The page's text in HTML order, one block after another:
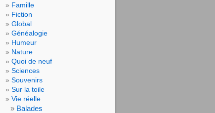
Famille
Fiction
Global
Généalogie
Humeur
Nature
Quoi de neuf
Sciences
Souvenirs
Sur la toile
Vie réelle
Balades